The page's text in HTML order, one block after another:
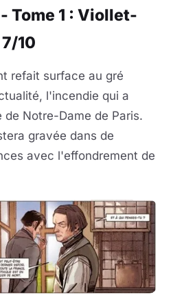
Tome 1 : Viollet-
10
refait surface au gré
l'incendie qui a
Notre-Dame de Paris.
gravée dans de
avec l'effondrement de